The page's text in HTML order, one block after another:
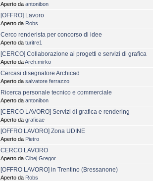
Aperto da antonibon
[OFFRO] Lavoro
Aperto da Robs
Cerco renderista per concorso di idee
Aperto da turitre1
[CERCO] Collaborazione ai progetti e servizi di grafica
Aperto daArch.mirko
Cercasi disegnatore Archicad
Aperto da salvatore ferrazzo
Ricerca personale tecnico e commerciale
Aperto da antonibon
[CERCO LAVORO] Servizi di grafica e rendering
Aperto da graficae
[OFFRO LAVORO] Zona UDINE
Aperto da Pietro
CERCO LAVORO
Aperto da Cibej Gregor
[OFFRO LAVORO] in Trentino (Bressanone)
Aperto da Robs